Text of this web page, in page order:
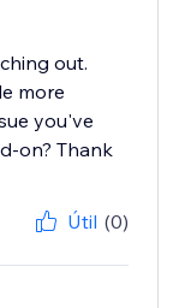
out.
more
you've
on? Thank
Útil (0)